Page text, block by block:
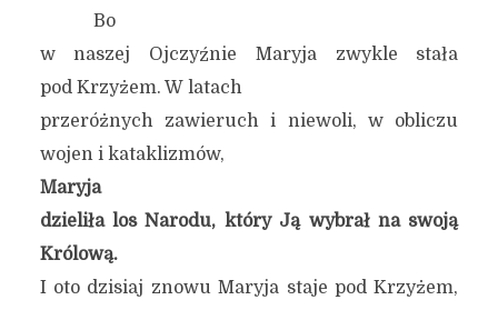
Bo
w naszej Ojczyźnie Maryja zwykle stała
pod Krzyżem. W latach
przeróżnych zawieruch i niewoli, w obliczu
wojen i kataklizmów,
Maryja
dzieliła los Narodu, który Ją wybrał na swoją
Królową.
I oto dzisiaj znowu Maryja staje pod Krzyżem,